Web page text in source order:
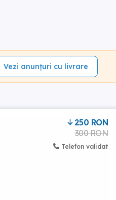
Vezi anunțuri cu livrare
250 RON
300 RON
Telefon validat